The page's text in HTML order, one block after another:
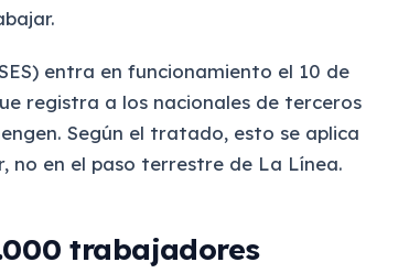
entra en funcionamiento el 10 de
registra a los nacionales de terceros
Según el tratado, esto se aplica
no en el paso terrestre de La Línea.
trabajadores